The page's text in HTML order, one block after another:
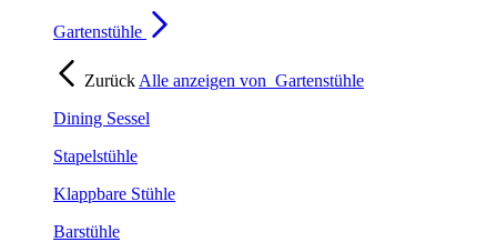
Gartenstühle
Zurück Alle anzeigen von Gartenstühle
Dining Sessel
Stapelstühle
Klappbare Stühle
Barstühle